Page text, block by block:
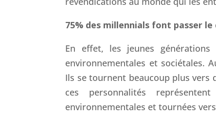
75% des millennials font passer
En effet, les jeunes
environnementales et sociétales.
Ils se tournent beaucoup plus vers
ces personnalités
environnementales et tournées